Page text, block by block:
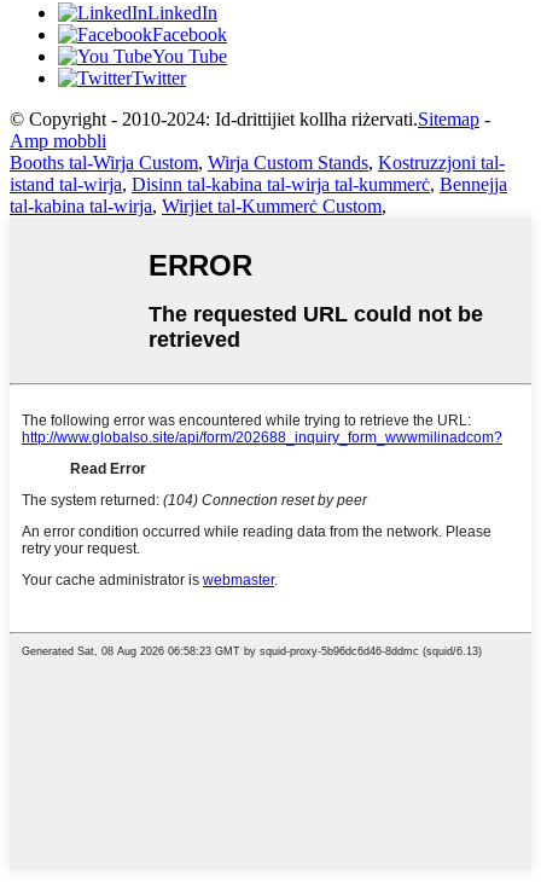
LinkedIn
Facebook
You Tube
Twitter
© Copyright - 2010-2024: Id-drittijiet kollha riżervati.Sitemap -
Amp mobbli
Booths tal-Wirja Custom, Wirja Custom Stands, Kostruzzjoni tal-
istand tal-wirja, Disinn tal-kabina tal-wirja tal-kummerċ, Bennejja
tal-kabina tal-wirja, Wirjiet tal-Kummerċ Custom,